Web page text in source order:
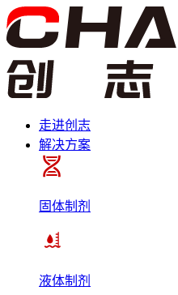
走进创志
解决方案
固体制剂
液体制剂